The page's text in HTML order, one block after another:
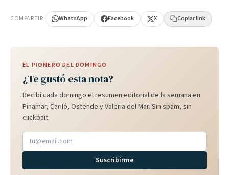
COMPARTIR WhatsApp Facebook X Copiar link
EL PIONERO DEL DOMINGO
¿Te gustó esta nota?
Recibí cada domingo el resumen editorial de la semana en
Pinamar, Cariló, Ostende y Valeria del Mar. Sin spam, sin
clickbait.
Suscribirme